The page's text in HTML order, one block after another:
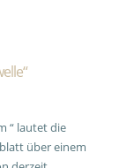
“ lautet die
über einem